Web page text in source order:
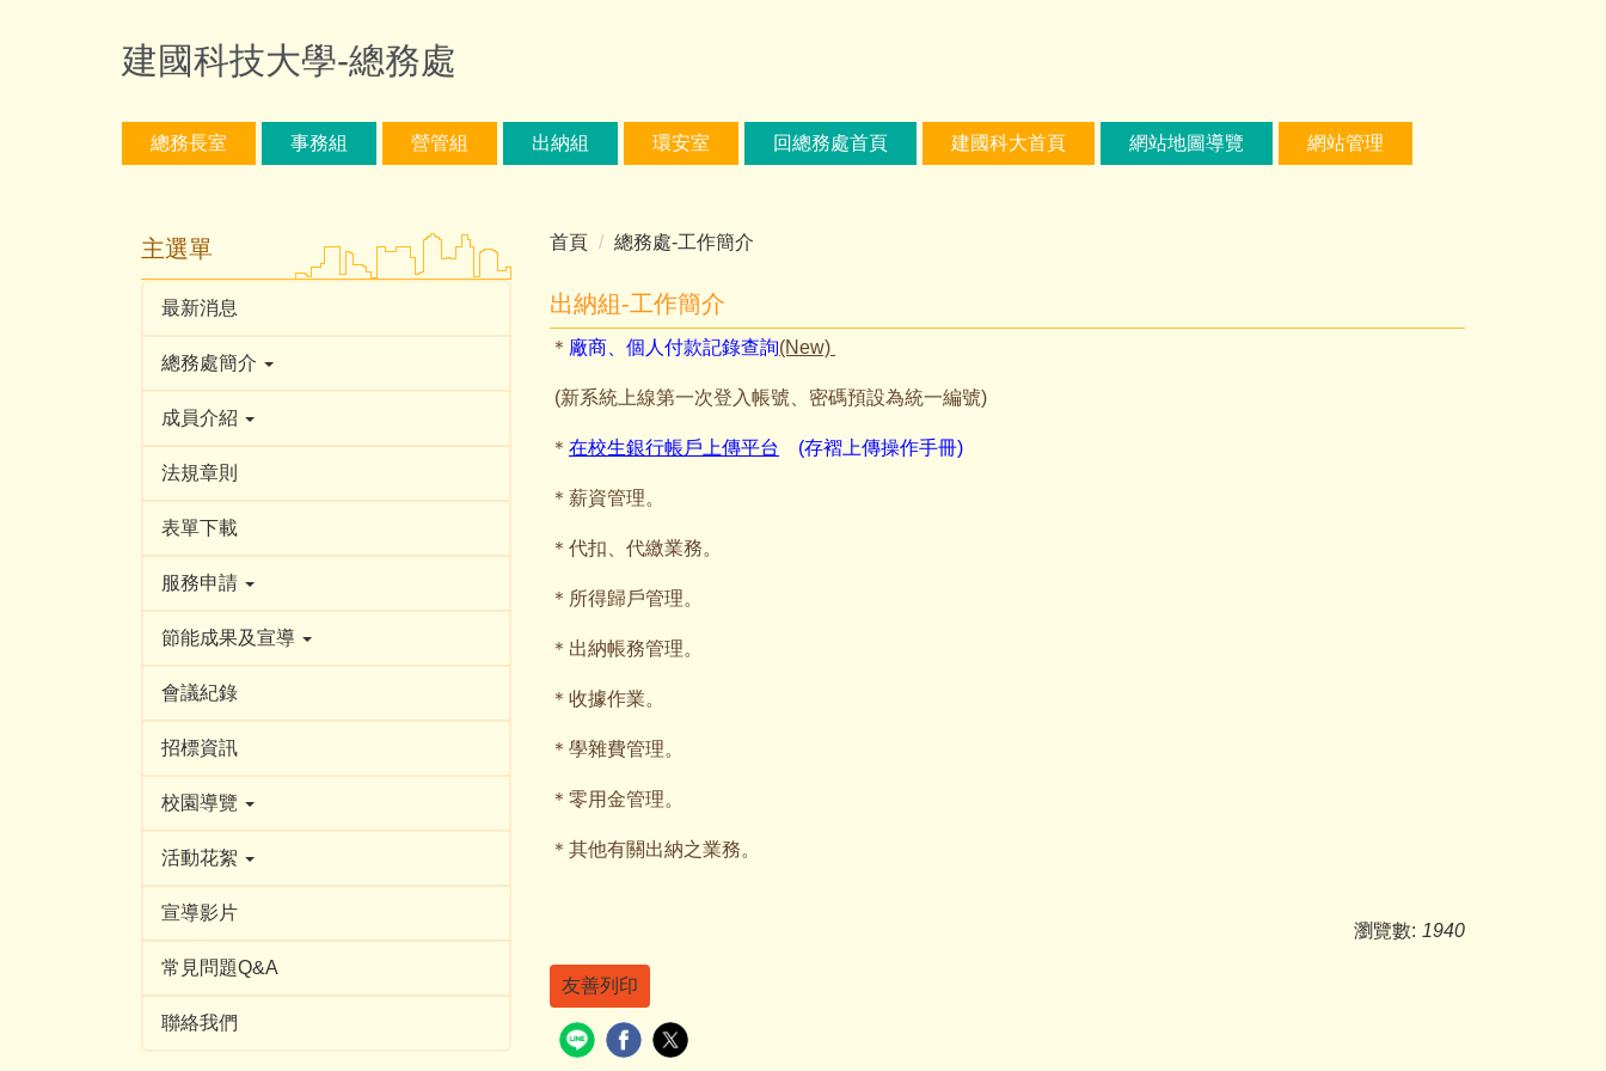
建國科技大學-總務處
總務長室 事務組 營管組 出納組 環安室 回總務處首頁 建國科大首頁 網站地圖導覽 網站管理
主選單
最新消息
總務處簡介
成員介紹
法規章則
表單下載
服務申請
節能成果及宣導
會議紀錄
招標資訊
校園導覽
活動花絮
宣導影片
常見問題Q&A
聯絡我們
首頁 總務處-工作簡介
出納組-工作簡介
＊ 廠商、個人付款記錄查詢(New)
(新系統上線第一次登入帳號、密碼預設為統一編號)
＊ 在校生銀行帳戶上傳平台 (存褶上傳操作手冊)
＊薪資管理。
＊代扣、代繳業務。
＊所得歸戶管理。
＊出納帳務管理。
＊收據作業。
＊學雜費管理。
＊零用金管理。
＊其他有關出納之業務。
瀏覽數: 1940
友善列印